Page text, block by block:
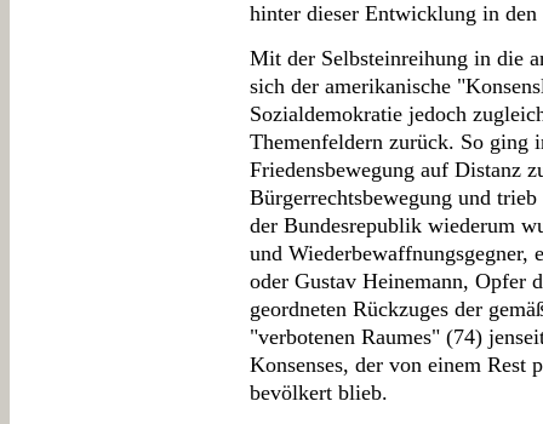
hinter dieser Entwicklung in
Mit der Selbsteinreihung in die
sich der amerikanische
Sozialdemokratie jedoch
Themenfeldern zurück. So ging
Friedensbewegung auf Distanz
Bürgerrechtsbewegung und
der Bundesrepublik wiederum
und
oder Gustav Heinemann, Opfer
geordneten Rückzuges der
"verbotenen Raumes" (74)
Konsenses, der von einem
bevölkert blieb.